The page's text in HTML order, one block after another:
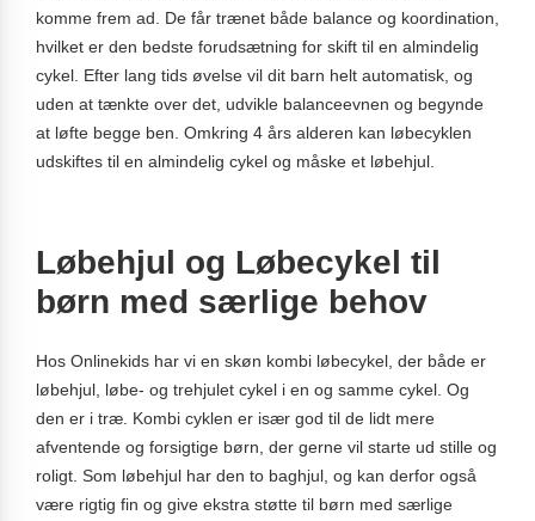
komme frem ad. De får trænet både balance og koordination,
hvilket er den bedste forudsætning for skift til en almindelig
cykel. Efter lang tids øvelse vil dit barn helt automatisk, og
uden at tænkte over det, udvikle balanceevnen og begynde
at løfte begge ben. Omkring 4 års alderen kan løbecyklen
udskiftes til en almindelig cykel og måske et løbehjul.
Løbehjul og Løbecykel til
børn med særlige behov
Hos Onlinekids har vi en skøn kombi løbecykel, der både er
løbehjul, løbe- og trehjulet cykel i en og samme cykel. Og
den er i træ. Kombi cyklen er især god til de lidt mere
afventende og forsigtige børn, der gerne vil starte ud stille og
roligt. Som løbehjul har den to baghjul, og kan derfor også
være rigtig fin og give ekstra støtte til børn med særlige